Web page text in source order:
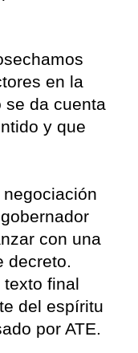
en la
se da cuenta
y que
con una
decreto.
texto final
del espíritu
por ATE.